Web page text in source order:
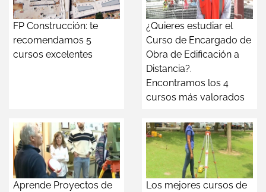
FP Construcción: te
recomendamos 5
cursos excelentes
¿Quieres estudiar el
Curso de Encargado de
Obra de Edificación a
Distancia?.
Encontramos los 4
cursos más valorados
Aprende Proyectos de
Los mejores cursos de